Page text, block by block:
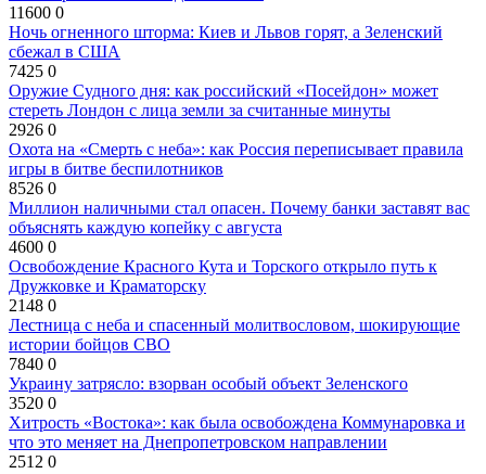
11600 0
Ночь огненного шторма: Киев и Львов горят, а Зеленский
сбежал в США
7425 0
Оружие Судного дня: как российский «Посейдон» может
стереть Лондон с лица земли за считанные минуты
2926 0
Охота на «Смерть с неба»: как Россия переписывает правила
игры в битве беспилотников
8526 0
Миллион наличными стал опасен. Почему банки заставят вас
объяснять каждую копейку с августа
4600 0
Освобождение Красного Кута и Торского открыло путь к
Дружковке и Краматорску
2148 0
Лестница с неба и спасенный молитвословом, шокирующие
истории бойцов СВО
7840 0
Украину затрясло: взорван особый объект Зеленского
3520 0
Хитрость «Востока»: как была освобождена Коммунаровка и
что это меняет на Днепропетровском направлении
2512 0